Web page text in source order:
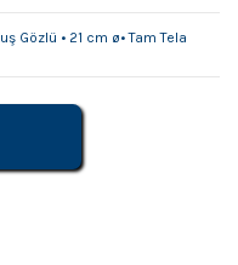
Gözlü • 21 cm ø• Tam Tela